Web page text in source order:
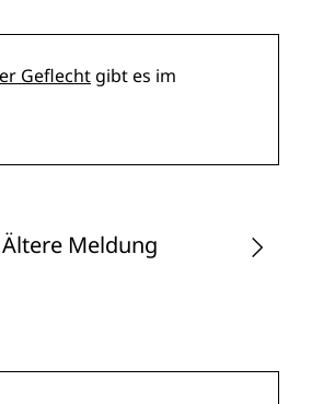
Geflecht gibt es im
Ältere Meldung